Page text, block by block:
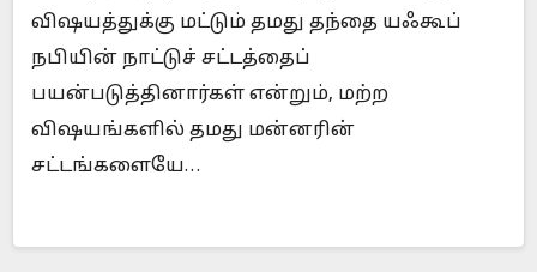
விஷயத்துக்கு மட்டும் தமது தந்தை யஃகூப்
நபியின் நாட்டுச் சட்டத்தைப்
பயன்படுத்தினார்கள் என்றும், மற்ற
விஷயங்களில் தமது மன்னரின்
சட்டங்களையே…